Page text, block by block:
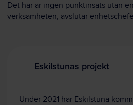
Det här är ingen punktinsats utan
verksamheten, avslutar
Eskilstunas projekt
Under 2021 har Eskilstuna